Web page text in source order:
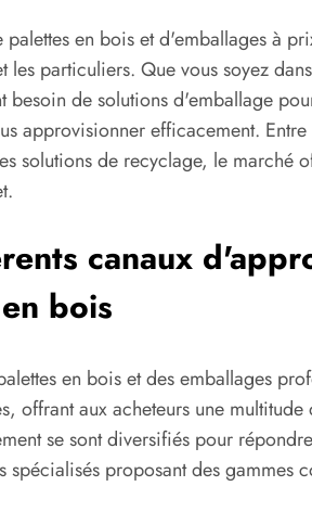
palettes en bois et d'emballages à
les particuliers. Que vous soyez
besoin de solutions d'emballage
approvisionner efficacement.
solutions de recyclage, le marché
canaux
bois
en bois et des emballages
offrant aux acheteurs une
se sont diversifiés pour
spécialisés proposant des gammes